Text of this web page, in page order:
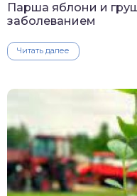
Парша яблони и
заболеванием
Читать далее